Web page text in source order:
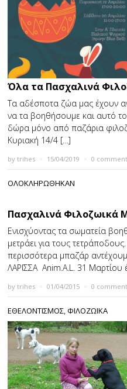
Όλα τα Πασχαλινά
Τα αδέσποτα ζώα μας έχουν
να τα βοηθήσουμε και αυτό
δώρα μόνο από παζάρια
Κυριακή 14/4 […]
bytrihes 15/04/2019 0
ΟΛΟΚΛΗΡΩΘΗΚΑΝ
Πασχαλινά Φιλοζωικά
Ενισχύοντας τα σωματεία
μετράει για τους
περισσότερα μπαζάρ
ΛΑΡΙΣΣΑ Anim.A.L. 31 Μαρτίου
bytrihes 01/04/2015 0
ΕΘΕΛΟΝΤΙΣΜΟΣ,ΦΙΛΟΖΩΙΚΑ